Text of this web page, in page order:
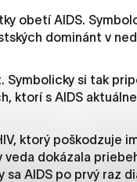
obetí AIDS.
dominánt v
si tak
ktorí s AIDS
ktorý poškodzuje
dokázala
AIDS po prvý raz
pomáhajú urobiť
fungovať.